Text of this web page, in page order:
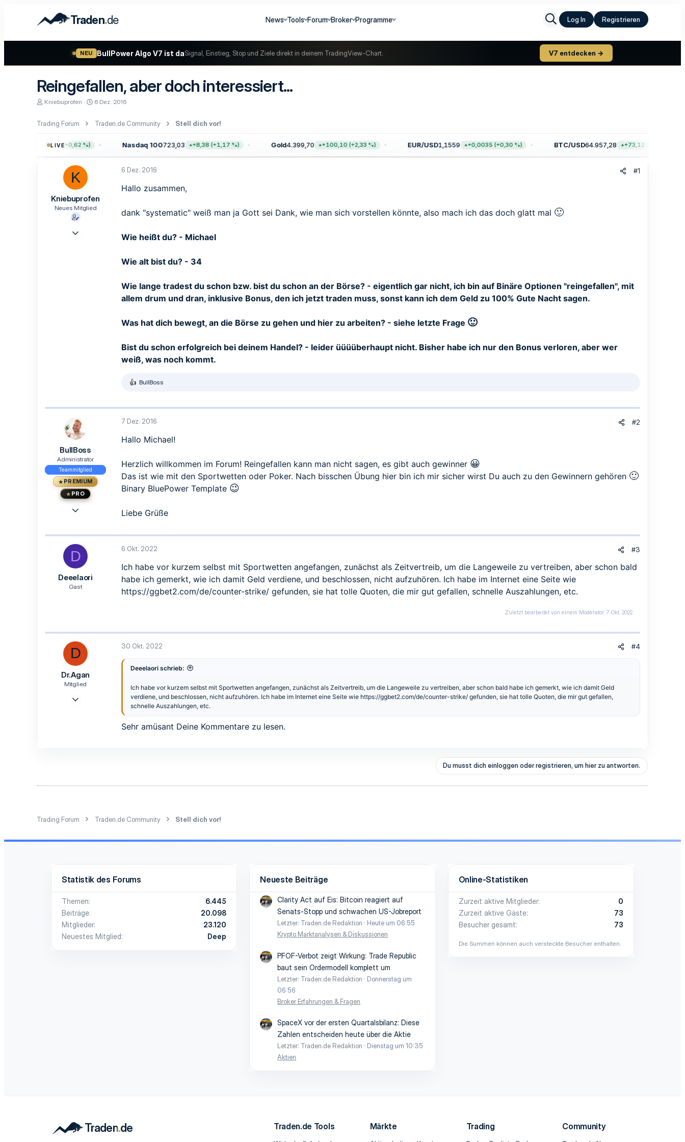
Traden.de News Tools Forum Broker Programme Log In Registrieren
NEU BullPower Algo V7 ist daSignal, Einstieg, Stop und Ziele direkt in deinem TradingView-Chart. V7 entdecken →
Reingefallen, aber doch interessiert...
E
t
e
Kniebuprofen
E
t
6 Dez. 2016
Trading Forum Traden.de Community Stell dich vor!
LIVE
+47,68 (+0,62 %) Nasdaq 100723,03 +8,38 (+1,17 %) Gold4.399,70 +100,10 (+2,33 %) EUR/USD1,1559 +0,0035 (+0,30 %) BTC/USD64.957,28 +73,12 (+0,11 %)
K
Kniebuprofen
Neues Mitglied
6 Dez. 2016 #1
Hallo zusammen,
dank "systematic" weiß man ja Gott sei Dank, wie man sich vorstellen könnte, also mach ich das doch glatt mal 🙂
Wie heißt du? - Michael
Wie alt bist du? - 34
Wie lange tradest du schon bzw. bist du schon an der Börse? - eigentlich gar nicht, ich bin auf Binäre Optionen "reingefallen", mit
allem drum und dran, inklusive Bonus, den ich jetzt traden muss, sonst kann ich dem Geld zu 100% Gute Nacht sagen.
Was hat dich bewegt, an die Börse zu gehen und hier zu arbeiten? - siehe letzte Frage 🙂
Bist du schon erfolgreich bei deinem Handel? - leider üüüüberhaupt nicht. Bisher habe ich nur den Bonus verloren, aber wer
weiß, was noch kommt.
R
k
t
i
n
:
BullBoss
BullBoss
Administrator
Teammitglied
PREMIUM
PRO
www.traden.de
7 Dez. 2016 #2
Hallo Michael!
Herzlich willkommen im Forum! Reingefallen kann man nicht sagen, es gibt auch gewinner 😀
Das ist wie mit den Sportwetten oder Poker. Nach bisschen Übung hier bin ich mir sicher wirst Du auch zu den Gewinnern gehören 🙂
Binary BluePower Template 😉
Liebe Grüße
D
Deeelaori
Gast
6 Okt. 2022 #3
Ich habe vor kurzem selbst mit Sportwetten angefangen, zunächst als Zeitvertreib, um die Langeweile zu vertreiben, aber schon bald
habe ich gemerkt, wie ich damit Geld verdiene, und beschlossen, nicht aufzuhören. Ich habe im Internet eine Seite wie
https://ggbet2.com/de/counter-strike/ gefunden, sie hat tolle Quoten, die mir gut gefallen, schnelle Auszahlungen, etc.
Zuletzt bearbeitet von einem Moderator: 7 Okt. 2022
D
Dr.Agan
Mitglied
30 Okt. 2022 #4
Deeelaori schrieb:
Ich habe vor kurzem selbst mit Sportwetten angefangen, zunächst als Zeitvertreib, um die Langeweile zu vertreiben, aber schon bald habe ich gemerkt, wie ich damit Geld
verdiene, und beschlossen, nicht aufzuhören. Ich habe im Internet eine Seite wie https://ggbet2.com/de/counter-strike/ gefunden, sie hat tolle Quoten, die mir gut gefallen,
schnelle Auszahlungen, etc.
Sehr amüsant Deine Kommentare zu lesen.
Du musst dich einloggen oder registrieren, um hier zu antworten.
Trading Forum Traden.de Community Stell dich vor!
Statistik des Forums
Themen
6.445
Beiträge
20.098
Mitglieder
23.120
Neuestes Mitglied
Deep
Neueste Beiträge
Clarity Act auf Eis: Bitcoin reagiert auf
Senats-Stopp und schwachen US-Jobreport
Letzter: Traden.de Redaktion
Heute um 06:55
Krypto Marktanalysen & Diskussionen
PFOF-Verbot zeigt Wirkung: Trade Republic
baut sein Ordermodell komplett um
Letzter: Traden.de Redaktion
Donnerstag um
06:56
Broker Erfahrungen & Fragen
SpaceX vor der ersten Quartalsbilanz: Diese
Zahlen entscheiden heute über die Aktie
Letzter: Traden.de Redaktion
Dienstag um 10:35
Aktien
Online-Statistiken
Zurzeit aktive Mitglieder
0
Zurzeit aktive Gäste
73
Besucher gesamt
73
Die Summen können auch versteckte Besucher enthalten.
Traden.de Tools Märkte Trading Community